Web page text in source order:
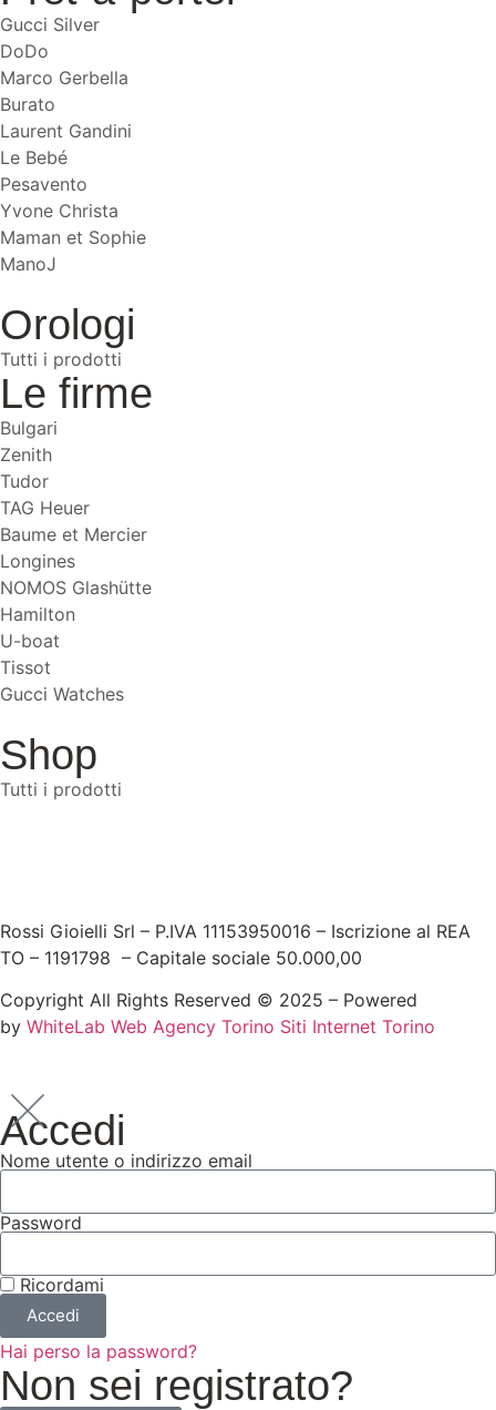
Gucci Silver
DoDo
Marco Gerbella
Burato
Laurent Gandini
Le Bebé
Pesavento
Yvone Christa
Maman et Sophie
ManoJ
Orologi
Tutti i prodotti
Le firme
Bulgari
Zenith
Tudor
TAG Heuer
Baume et Mercier
Longines
NOMOS Glashütte
Hamilton
U-boat
Tissot
Gucci Watches
Shop
Tutti i prodotti
Rossi Gioielli Srl – P.IVA 11153950016 – Iscrizione al REA
TO – 1191798 – Capitale sociale 50.000,00
Copyright All Rights Reserved © 2025 – Powered
by WhiteLab Web Agency Torino Siti Internet Torino
Accedi
Nome utente o indirizzo email
Password
Ricordami
Accedi
Hai perso la password?
Non sei registrato?